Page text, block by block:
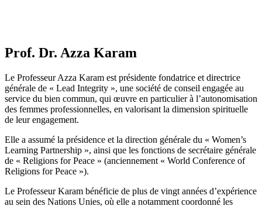
Prof. Dr. Azza Karam
Le Professeur Azza Karam est présidente fondatrice et directrice
générale de « Lead Integrity », une société de conseil engagée au
service du bien commun, qui œuvre en particulier à l’autonomisation
des femmes professionnelles, en valorisant la dimension spirituelle
de leur engagement.
Elle a assumé la présidence et la direction générale du « Women’s
Learning Partnership », ainsi que les fonctions de secrétaire générale
de « Religions for Peace » (anciennement « World Conference of
Religions for Peace »).
Le Professeur Karam bénéficie de plus de vingt années d’expérience
au sein des Nations Unies, où elle a notamment coordonné les